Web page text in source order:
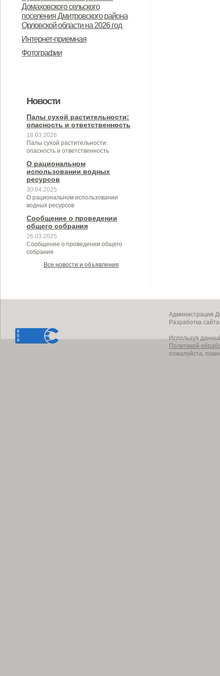
предназначенного для
предоставления во владение и
(или) пользование на
долгосрочной основе (в том числе
среднего предпринимательства и
организациям, образующим
субъектов малого и среднего
предпринимательства» (с
изменениями от 26.04.2022 № 30/9-
сс)
Дмитровского района Орловской
области в целях осуществления
сельского поселения
Домаховского сельского
поселения Дмитровского района
Орловской области на 2026 год
Интернет-приемная
Фотографии
Новости
Палы сухой растительности:
опасность и ответственность
18.03.2026
Палы сухой растительности:
опасность и ответственность
О рациональном
использовании водных
ресурсов
30.04.2025
О рациональном использовании
водных ресурсов
Сообщение о проведении
общего собрания
26.03.2025
Сообщение о проведении общего
собрания
Все новости и объявления
Администрация
Разработка
Используя
Политикой
пожалуйста,